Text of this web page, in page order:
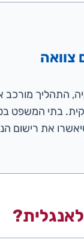
צוואה
התהליך מורכב
בתי המשפט
את רישום